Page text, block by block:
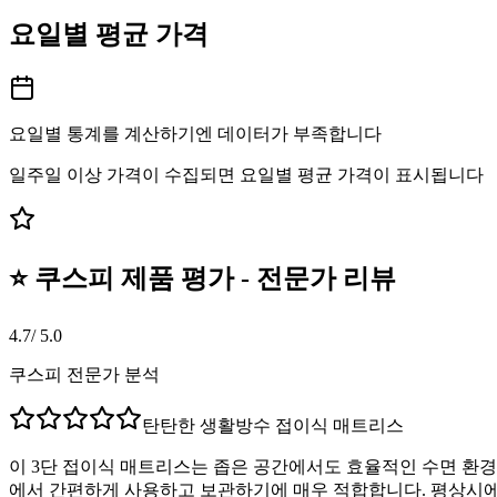
요일별 평균 가격
요일별 통계를 계산하기엔 데이터가 부족합니다
일주일 이상 가격이 수집되면 요일별 평균 가격이 표시됩니다
⭐ 쿠스피 제품 평가 - 전문가 리뷰
4.7/ 5.0
쿠스피 전문가 분석
탄탄한 생활방수 접이식 매트리스
이 3단 접이식 매트리스는 좁은 공간에서도 효율적인 수면 환
에서 간편하게 사용하고 보관하기에 매우 적합합니다. 평상